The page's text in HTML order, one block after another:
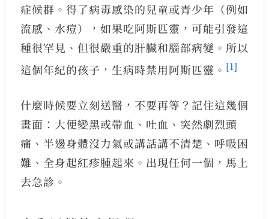
症候群。得了病毒感染的兒童或青少年（例如
流感、水痘），如果吃阿斯匹靈，可能引發這
種很罕見、但很嚴重的肝臟和腦部病變。所以
這個年紀的孩子，生病時禁用阿斯匹靈。 [1]
什麼時候要立刻送醫，不要再等？記住這幾個
畫面：大便變黑或帶血、吐血、突然劇烈頭
痛、半邊身體沒力氣或講話講不清楚、呼吸困
難、全身起紅疹腫起來。出現任何一個，馬上
去急診。